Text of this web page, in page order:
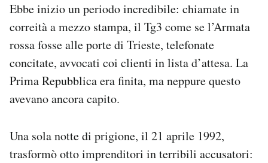
Ebbe inizio un periodo incredibile: chiamate in
correità a mezzo stampa, il Tg3 come se l’Armata
rossa fosse alle porte di Trieste, telefonate
concitate, avvocati coi clienti in lista d’attesa. La
Prima Repubblica era finita, ma neppure questo
avevano ancora capito.
Una sola notte di prigione, il 21 aprile 1992,
trasformò otto imprenditori in terribili accusatori: